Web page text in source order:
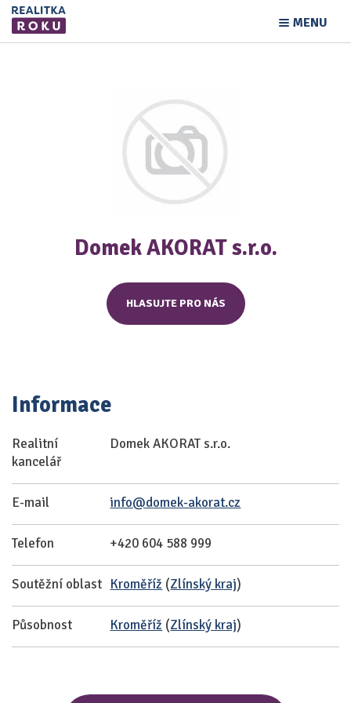
MENU
Domek AKORAT s.r.o.
HLASUJTE PRO NÁS
Informace
Realitní
kancelář
Domek AKORAT s.r.o.
E-mail info@domek-akorat.cz
Telefon +420 604 588 999
Soutěžní oblast Kroměříž (Zlínský kraj)
Působnost Kroměříž (Zlínský kraj)